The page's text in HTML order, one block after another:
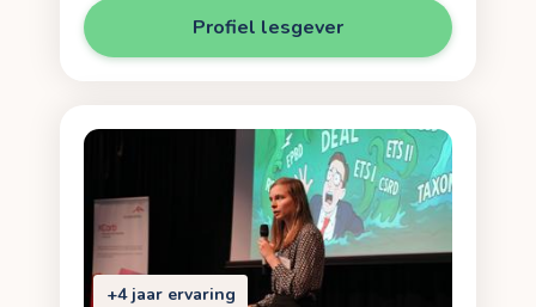
Profiel lesgever
+4 jaar ervaring